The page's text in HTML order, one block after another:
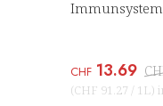
Immunsystem
CHF 13.69
(CHF 91.27 / 1L)